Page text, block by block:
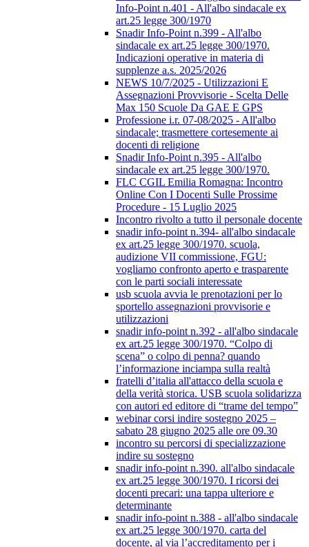
Info-Point n.401 - All'albo sindacale ex
art.25 legge 300/1970
Snadir Info-Point n.399 - All'albo
sindacale ex art.25 legge 300/1970.
Indicazioni operative in materia di
supplenze a.s. 2025/2026
NEWS 10/7/2025 - Utilizzazioni E
Assegnazioni Provvisorie - Scelta Delle
Max 150 Scuole Da GAE E GPS
Professione i.r. 07-08/2025 - All'albo
sindacale; trasmettere cortesemente ai
docenti di religione
Snadir Info-Point n.395 - All'albo
sindacale ex art.25 legge 300/1970.
FLC CGIL Emilia Romagna: Incontro
Online Con I Docenti Sulle Prossime
Procedure - 15 Luglio 2025
Incontro rivolto a tutto il personale docente
snadir info-point n.394- all'albo sindacale
ex art.25 legge 300/1970. scuola,
audizione VII commissione, FGU:
vogliamo confronto aperto e trasparente
con le parti sociali interessate
usb scuola avvia le prenotazioni per lo
sportello assegnazioni provvisorie e
utilizzazioni
snadir info-point n.392 - all'albo sindacale
ex art.25 legge 300/1970. “Colpo di
scena” o colpo di penna? quando
l’informazione inciampa sulla realtà
fratelli d’italia all'attacco della scuola e
della verità storica. USB scuola solidarizza
con autori ed editore di “trame del tempo”
webinar corsi indire sostegno 2025 –
sabato 28 giugno 2025 alle ore 09.30
incontro su percorsi di specializzazione
indire su sostegno
snadir info-point n.390. all'albo sindacale
ex art.25 legge 300/1970. I ricorsi dei
docenti precari: una tappa ulteriore e
determinante
snadir info-point n.388 - all'albo sindacale
ex art.25 legge 300/1970. carta del
docente, al via l’accreditamento per i